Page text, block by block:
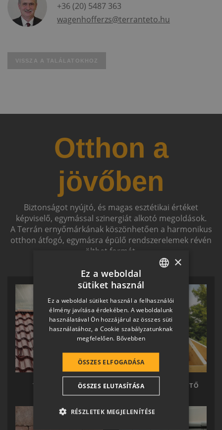
+36 (20) 5487 363
wagenhofferzs@terranteto.hu
VISSZA A TALÁLATOKHOZ
Otthon a
jövőben
Biztonságot nyújtó, és magas esztétikai értéket
képviselő, egymással szinergiát alkotó megoldások.
A Terrán ernyőmárkának köszönhetően a harmonikus
otthon átfogó, egymásra épülő rendszerelemek révén
ölthet formát.
TERRÁN TETŐ TERRÁN KÉSZTETŐ
HUNGARIAN
SLOVAK
GERMAN
ROMANIAN
CROATIAN
SR
RO-HU
×
Ez a weboldal
sütiket használ
Ez a weboldal sütiket használ a felhasználói
élmény javítása érdekében. A weboldalunk
használatával Ön hozzájárul az összes süti
használatához, a Cookie szabályzatunknak
megfelelően. Bővebben
ÖSSZES ELFOGADÁSA
ÖSSZES ELUTASÍTÁSA
RÉSZLETEK MEGJELENÍTÉSE